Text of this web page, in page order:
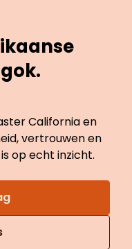
California en
vertrouwen en
op echt inzicht.